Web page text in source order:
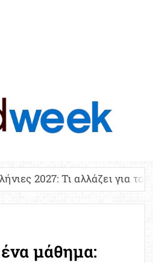
για τους υποψηφίους
μάθημα: